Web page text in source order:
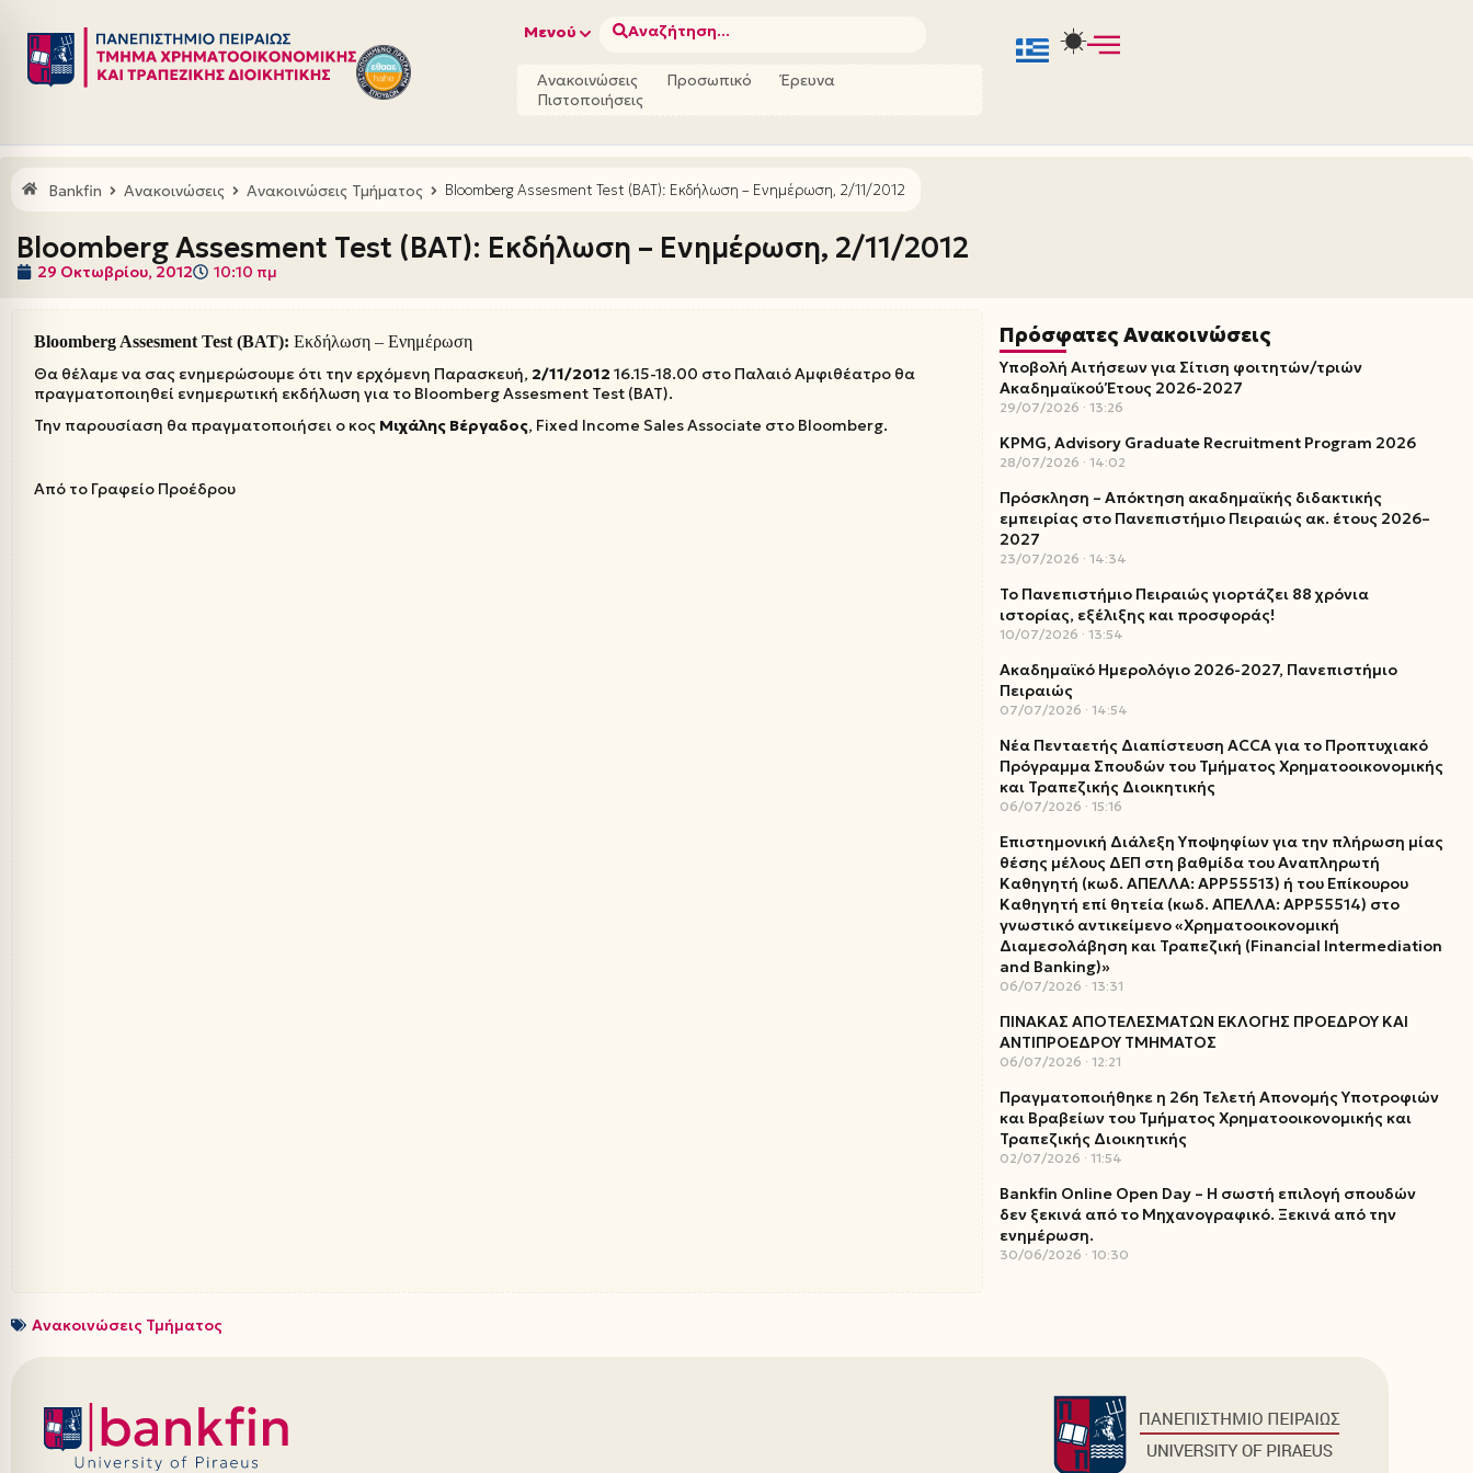
Μεταπηδήστε
στο
Μενού Αναζήτηση...
Ανακοινώσεις Προσωπικό
Έρευνα
Πιστοποιήσεις
Bankfin Ανακοινώσεις Ανακοινώσεις Τμήματος Bloomberg Assesment Test (BAT): Εκδήλωση – Ενημέρωση, 2/11/2012
Bloomberg Assesment Test (BAT): Εκδήλωση – Ενημέρωση, 2/11/2012
29 Οκτωβρίου, 2012 10:10 πμ
Bloomberg Assesment Test (BAT): Εκδήλωση – Ενημέρωση
Θα θέλαμε να σας ενημερώσουμε ότι την ερχόμενη Παρασκευή, 2/11/2012 16.15-18.00 στο Παλαιό Αμφιθέατρο θα
πραγματοποιηθεί ενημερωτική εκδήλωση για το Bloomberg Assesment Test (ΒΑΤ).
Την παρουσίαση θα πραγματοποιήσει ο κος Μιχάλης Βέργαδος, Fixed Income Sales Associate στο Bloomberg.
Από το Γραφείο Προέδρου
Πρόσφατες Ανακοινώσεις
Υποβολή Αιτήσεων για Σίτιση φοιτητών/τριών
Ακαδημαϊκού Έτους 2026-2027
29/07/2026 13:26
KPMG, Advisory Graduate Recruitment Program 2026
28/07/2026 14:02
Πρόσκληση – Απόκτηση ακαδημαϊκής διδακτικής
εμπειρίας στο Πανεπιστήμιο Πειραιώς ακ. έτους 2026–
2027
23/07/2026 14:34
Το Πανεπιστήμιο Πειραιώς γιορτάζει 88 χρόνια
ιστορίας, εξέλιξης και προσφοράς!
10/07/2026 13:54
Ακαδημαϊκό Ημερολόγιο 2026-2027, Πανεπιστήμιο
Πειραιώς
07/07/2026 14:54
Νέα Πενταετής Διαπίστευση ACCA για το Προπτυχιακό
Πρόγραμμα Σπουδών του Τμήματος Χρηματοοικονομικής
και Τραπεζικής Διοικητικής
06/07/2026 15:16
Επιστημονική Διάλεξη Υποψηφίων για την πλήρωση μίας
θέσης μέλους ΔΕΠ στη βαθμίδα του Αναπληρωτή
Καθηγητή (κωδ. ΑΠΕΛΛΑ: ΑΡΡ55513) ή του Επίκουρου
Καθηγητή επί θητεία (κωδ. ΑΠΕΛΛΑ: ΑΡΡ55514) στο
γνωστικό αντικείμενο «Χρηματοοικονομική
Διαμεσολάβηση και Τραπεζική (Financial Intermediation
and Banking)»
06/07/2026 13:31
ΠΙΝΑΚΑΣ ΑΠΟΤΕΛΕΣΜΑΤΩΝ ΕΚΛΟΓΗΣ ΠΡΟΕΔΡΟΥ ΚΑΙ
ΑΝΤΙΠΡΟΕΔΡΟΥ ΤΜΗΜΑΤΟΣ
06/07/2026 12:21
Πραγματοποιήθηκε η 26η Τελετή Απονομής Υποτροφιών
και Βραβείων του Τμήματος Χρηματοοικονομικής και
Τραπεζικής Διοικητικής
02/07/2026 11:54
Bankfin Online Open Day – Η σωστή επιλογή σπουδών
δεν ξεκινά από το Μηχανογραφικό. Ξεκινά από την
ενημέρωση.
30/06/2026 10:30
Ανακοινώσεις Τμήματος